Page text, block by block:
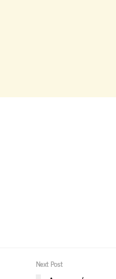
Next Post